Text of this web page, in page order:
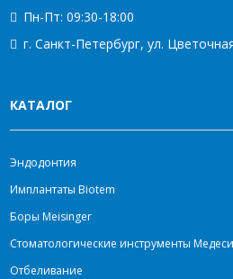
Пн-Пт: 09:30-18:00
г. Санкт-Петербург, ул.
КАТАЛОГ
Эндодонтия
Имплантаты Biotem
Боры Meisinger
Стоматологические инструменты
Отбеливание